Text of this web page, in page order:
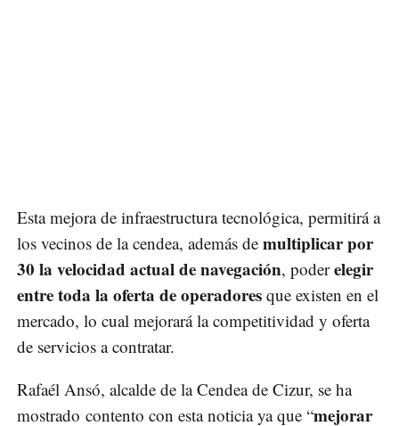
Esta mejora de infraestructura tecnológica, permitirá a
los vecinos de la cendea, además de multiplicar por
30 la velocidad actual de navegación, poderelegir
entre toda la oferta de operadores que existen en el
mercado, lo cual mejorará la competitividad y oferta
de servicios a contratar.
Rafaél Ansó, alcalde de la Cendea de Cizur, se ha
mostrado contento con esta noticia ya que “mejorar